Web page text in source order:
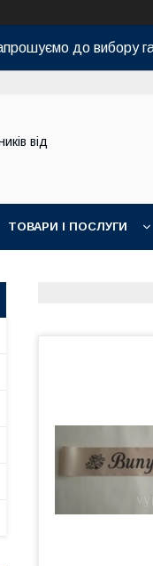
до вибору
від
ТОВАРИ І ПОСЛУГИ